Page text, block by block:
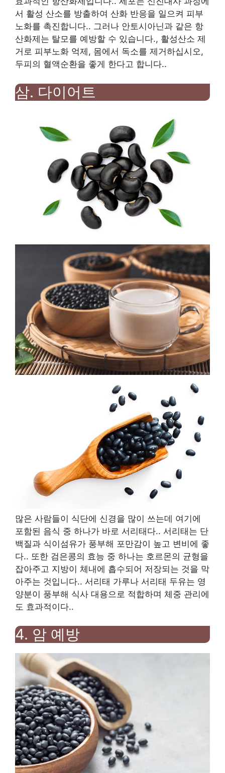
서 활성 산소를 방출하여 산화 반응을 일으켜 피부
노화를 촉진합니다.. 그러나 안토시아닌과 같은 항
산화제는 탈모를 예방할 수 있습니다., 활성산소 제
거로 피부노화 억제 , 몸에서 독소를 제거하십시오,
두피의 혈액순환을 좋게 한다고 합니다..
삼. 다이어트
많은 사람들이 식단에 신경을 많이 쓰는데 여기에
포함된 음식 중 하나가 바로 서리태다.. 서리태는 단
백질과 식이섬유가 풍부해 포만감이 높고 변비에 좋
다.. 또한 검은콩의 효능 중 하나는 호르몬의 균형을
잡아주고 지방이 체내에 흡수되어 저장되는 것을 막
아주는 것입니다.. 서리태 가루나 서리태 두유는 영
양분이 풍부해 식사 대용으로 적합하며 체중 관리에
도 효과적이다..
4. 암 예방